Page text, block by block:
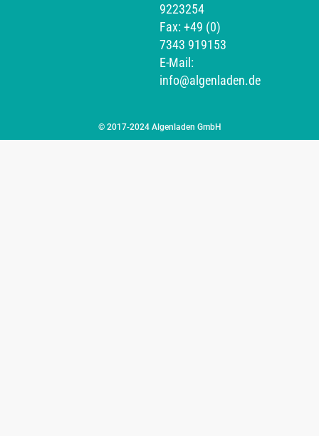
9223254
Fax: +49 (0)
7343 919153
E-Mail:
info@algenladen.de
© 2017-2024 Algenladen GmbH